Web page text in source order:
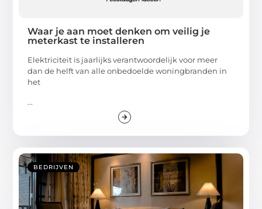
Waar je aan moet denken om veilig je
meterkast te installeren
Elektriciteit is jaarlijks verantwoordelijk voor meer
dan de helft van alle onbedoelde woningbranden in
het
...
BEDRIJVEN